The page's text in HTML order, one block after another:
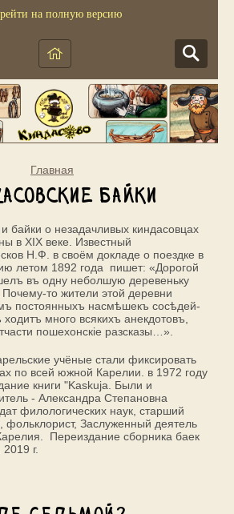
на полную версию
Главная
байки
байки о незадачливых киндасовцах
в XIX веке. Известный
Н.Ф. в своём докладе о поездке в
летом 1892 года пишет: «Дорогой
въ одну неболшую деревеньку
то жители этой деревни
постоянныхъ насмѣшекъ сосѣдей-
много всякихъ анекдотовъ,
пошехонскіе разсказы…».
учёные стали фиксировать
по всей южной Карелии. в 1972 году
книги "Kaskuja. Были и
- Александра Степановна
филологических наук, старший
фольклорист, Заслуженный деятель
Переиздание сборника баек
г.